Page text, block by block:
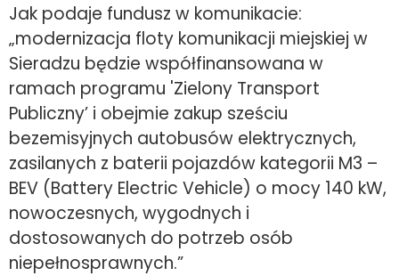
Jak podaje fundusz w komunikacie:
„modernizacja floty komunikacji miejskiej w
Sieradzu będzie współfinansowana w
ramach programu 'Zielony Transport
Publiczny’ i obejmie zakup sześciu
bezemisyjnych autobusów elektrycznych,
zasilanych z baterii pojazdów kategorii M3 –
BEV (Battery Electric Vehicle) o mocy 140 kW,
nowoczesnych, wygodnych i
dostosowanych do potrzeb osób
niepełnosprawnych.”